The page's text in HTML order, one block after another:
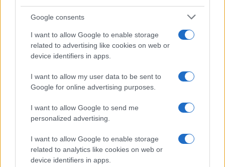
Google consents
I want to allow Google to enable storage
related to advertising like cookies on web or
device identifiers in apps.
I want to allow my user data to be sent to
Google for online advertising purposes.
I want to allow Google to send me
personalized advertising.
I want to allow Google to enable storage
related to analytics like cookies on web or
device identifiers in apps.